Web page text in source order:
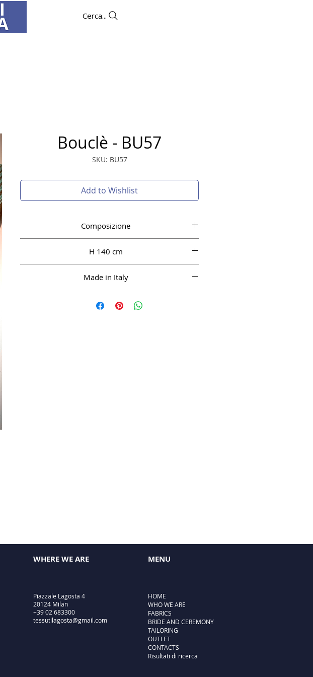
Cerca...
Bouclè - BU57
SKU: BU57
Add to Wishlist
Composizione
H 140 cm
Made in Italy
WHERE WE ARE
Piazzale Lagosta 4
20124 Milan
+39 02 683300
tessutilagosta@gmail.com
MENU
HOME
WHO WE ARE
FABRICS
BRIDE AND CEREMONY
TAILORING
OUTLET
CONTACTS
Risultati di ricerca